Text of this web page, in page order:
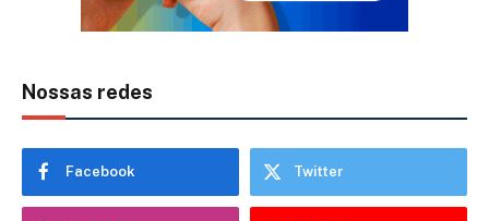
Nossas redes
Facebook Twitter